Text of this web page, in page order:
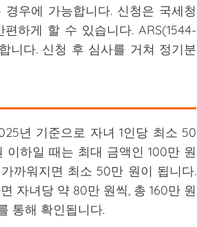
우에 가능합니다. 신청은 국세청
하게 할 수 있습니다. ARS(1544-
니다. 신청 후 심사를 거쳐 정기분
년 기준으로 자녀 1인당 최소 50
이하일 때는 최대 금액인 100만 원
까워지면 최소 50만 원이 됩니다.
자녀당 약 80만 원씩, 총 160만 원
통해 확인됩니다.